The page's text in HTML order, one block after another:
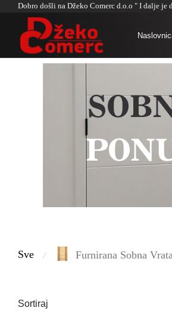
Dobro došli na Džeko Comerc d.o.o " I dalje
Sve ⁄ Furnirana Sobna
Sortiraj